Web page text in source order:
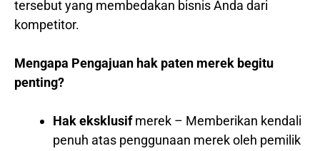
tersebut yang membedakan bisnis Anda dari
kompetitor.
Mengapa Pengajuan hak paten merek begitu
penting?
Hak eksklusifmerek – Memberikan kendali
penuh atas penggunaan merek oleh pemilik